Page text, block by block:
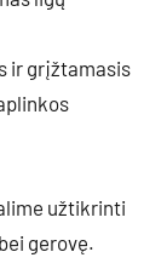
ir grįžtamasis
užtikrinti
gerovę.